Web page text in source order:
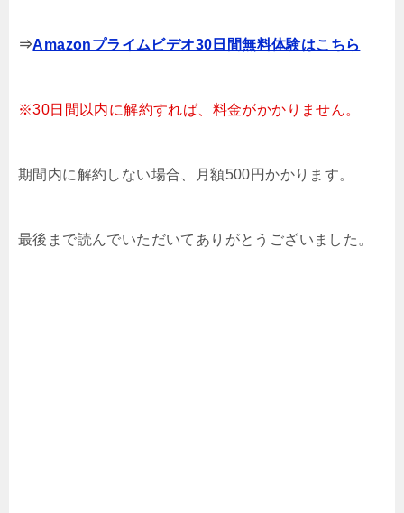
⇒Amazonプライムビデオ30日間無料体験はこちら
※30日間以内に解約すれば、料金がかかりません。
期間内に解約しない場合、月額500円かかります。
最後まで読んでいただいてありがとうございました。